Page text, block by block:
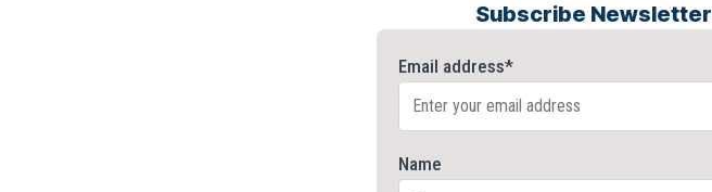
Subscribe Newsletter
Email address*
Name